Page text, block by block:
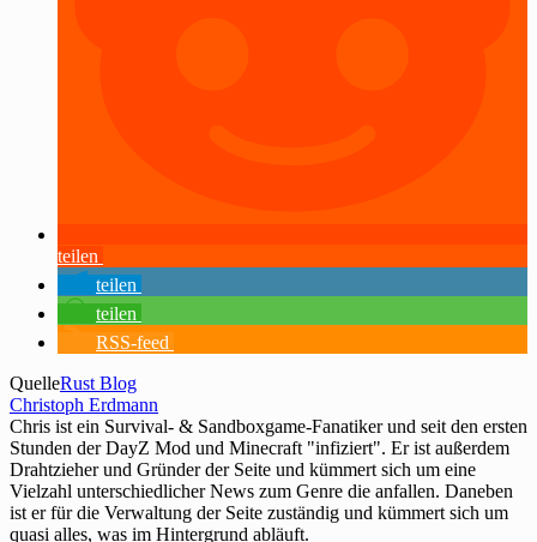
teilen
teilen
teilen
RSS-feed
QuelleRust Blog
Christoph Erdmann
Chris ist ein Survival- & Sandboxgame-Fanatiker und seit den ersten
Stunden der DayZ Mod und Minecraft "infiziert". Er ist außerdem
Drahtzieher und Gründer der Seite und kümmert sich um eine
Vielzahl unterschiedlicher News zum Genre die anfallen. Daneben
ist er für die Verwaltung der Seite zuständig und kümmert sich um
quasi alles, was im Hintergrund abläuft.